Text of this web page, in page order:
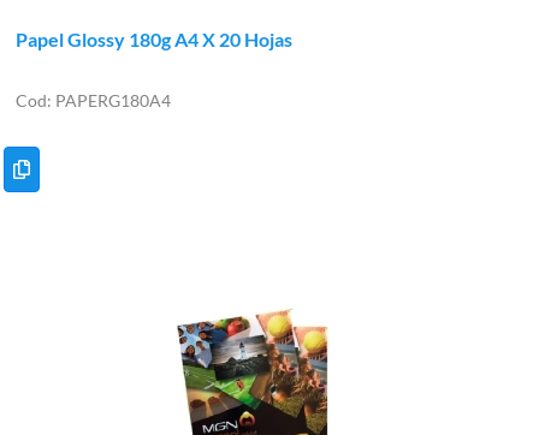
Papel Glossy 180g A4 X 20 Hojas
PAPERG180A4